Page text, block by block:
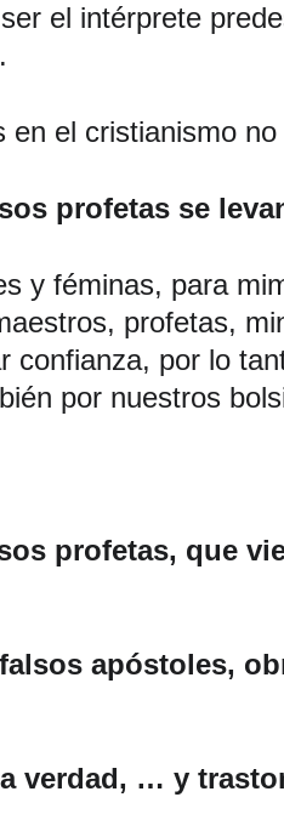
el intérprete
el cristianismo
profetas se
y féminas, para
profetas,
confianza, por lo
por nuestros
profetas, que
apóstoles,
verdad, … y